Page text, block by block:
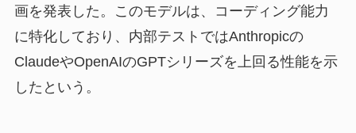
画を発表した。このモデルは、コーディング能力
に特化しており、内部テストではAnthropicの
ClaudeやOpenAIのGPTシリーズを上回る性能を示
したという。